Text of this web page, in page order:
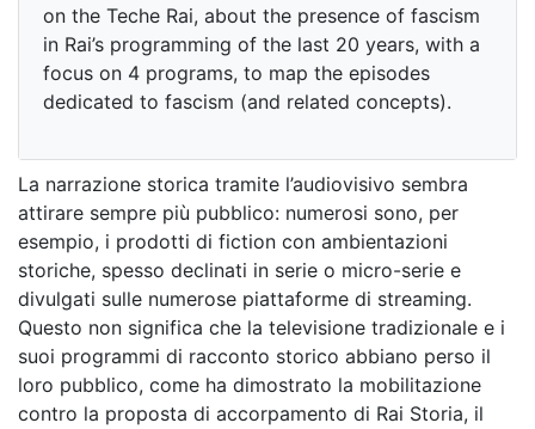
on the Teche Rai, about the presence of fascism
in Rai’s programming of the last 20 years, with a
focus on 4 programs, to map the episodes
dedicated to fascism (and related concepts).
La narrazione storica tramite l’audiovisivo sembra
attirare sempre più pubblico: numerosi sono, per
esempio, i prodotti di fiction con ambientazioni
storiche, spesso declinati in serie o micro-serie e
divulgati sulle numerose piattaforme di streaming.
Questo non significa che la televisione tradizionale e i
suoi programmi di racconto storico abbiano perso il
loro pubblico, come ha dimostrato la mobilitazione
contro la proposta di accorpamento di Rai Storia, il